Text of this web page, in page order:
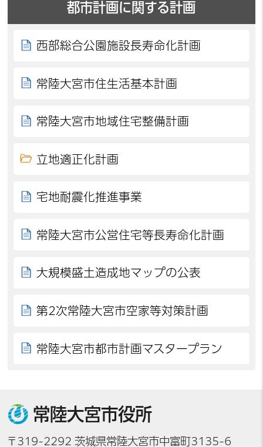
都市計画に関する計画
西部総合公園施設長寿命化計画
常陸大宮市住生活基本計画
常陸大宮市地域住宅整備計画
立地適正化計画
宅地耐震化推進事業
常陸大宮市公営住宅等長寿命化計画
大規模盛土造成地マップの公表
第2次常陸大宮市空家等対策計画
常陸大宮市都市計画マスタープラン
常陸大宮市役所
〒319-2292 茨城県常陸大宮市中富町3135-6